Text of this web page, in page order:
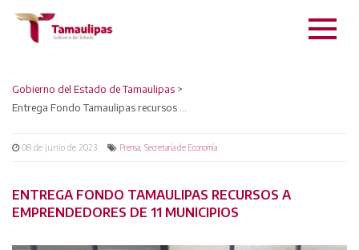
Gobierno del Estado de Tamaulipas >
08 de junio de 2023 Prensa Secretaría de Economía
ENTREGA FONDO TAMAULIPAS RECURSOS A
EMPRENDEDORES DE 11 MUNICIPIOS